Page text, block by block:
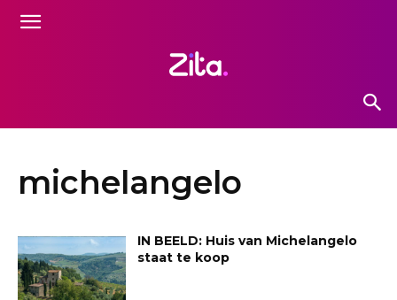
michelangelo
IN BEELD: Huis van Michelangelo
staat te koop